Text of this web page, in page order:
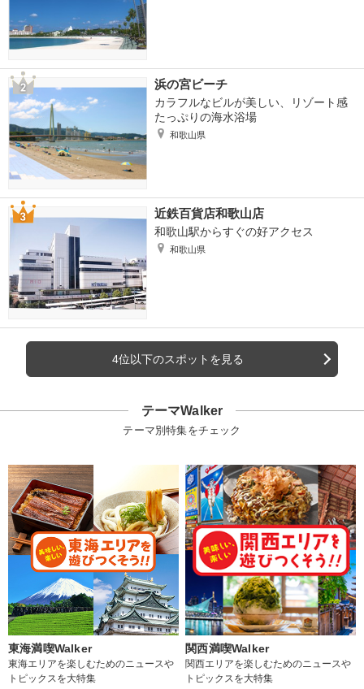
浜の宮ビーチ
カラフルなビルが美しい、リゾート感
たっぷりの海水浴場
和歌山県
近鉄百貨店和歌山店
和歌山駅からすぐの好アクセス
和歌山県
4位以下のスポットを見る
テーマWalker
テーマ別特集をチェック
東海満喫Walker
東海エリアを楽しむためのニュースや
トピックスを大特集
関西満喫Walker
関西エリアを楽しむためのニュースや
トピックスを大特集